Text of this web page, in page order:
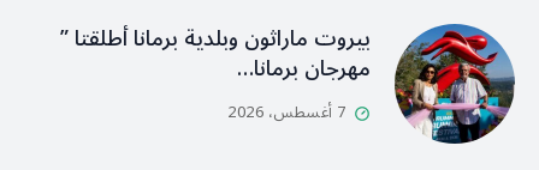
بيروت ماراثون وبلدية برمانا أطلقتا ”
مهرجان برمانا…
7 أغسطس، 2026